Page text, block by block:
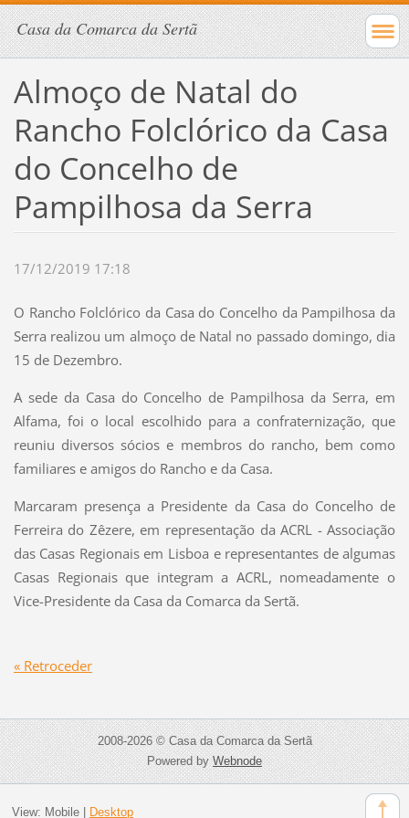
Casa da Comarca da Sertã
Almoço de Natal do
Rancho Folclórico da Casa
do Concelho de
Pampilhosa da Serra
17/12/2019 17:18
O Rancho Folclórico da Casa do Concelho da Pampilhosa da
Serra realizou um almoço de Natal no passado domingo, dia
15 de Dezembro.
A sede da Casa do Concelho de Pampilhosa da Serra, em
Alfama, foi o local escolhido para a confraternização, que
reuniu diversos sócios e membros do rancho, bem como
familiares e amigos do Rancho e da Casa.
Marcaram presença a Presidente da Casa do Concelho de
Ferreira do Zêzere, em representação da ACRL - Associação
das Casas Regionais em Lisboa e representantes de algumas
Casas Regionais que integram a ACRL, nomeadamente o
Vice-Presidente da Casa da Comarca da Sertã.
« Retroceder
2008-2026 © Casa da Comarca da Sertã
Powered byWebnode
View: Mobile| Desktop